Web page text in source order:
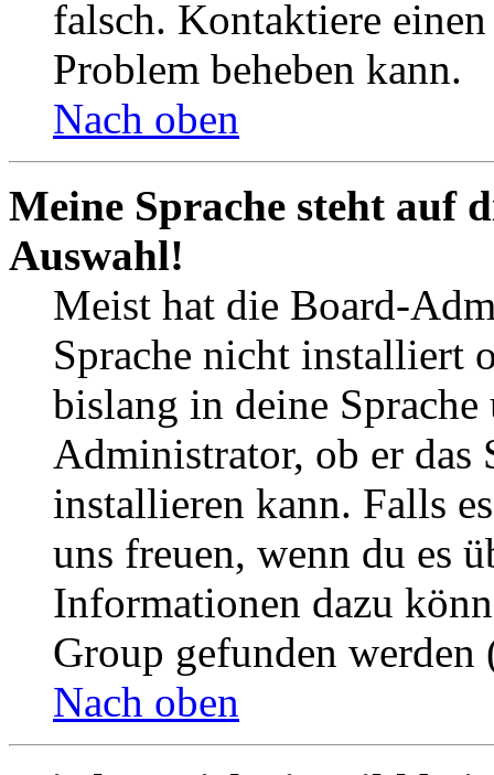
falsch. Kontaktiere
Problem beheben kann.
Nach oben
Meine Sprache steht auf
Auswahl!
Meist hat die Board-
Sprache nicht installiert
bislang in deine
Administrator, ob er das
installieren kann. Falls
uns freuen, wenn du es
Informationen dazu
Group gefunden
Nach oben